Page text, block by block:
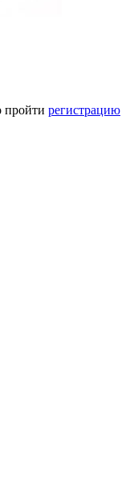
пройти регистрацию